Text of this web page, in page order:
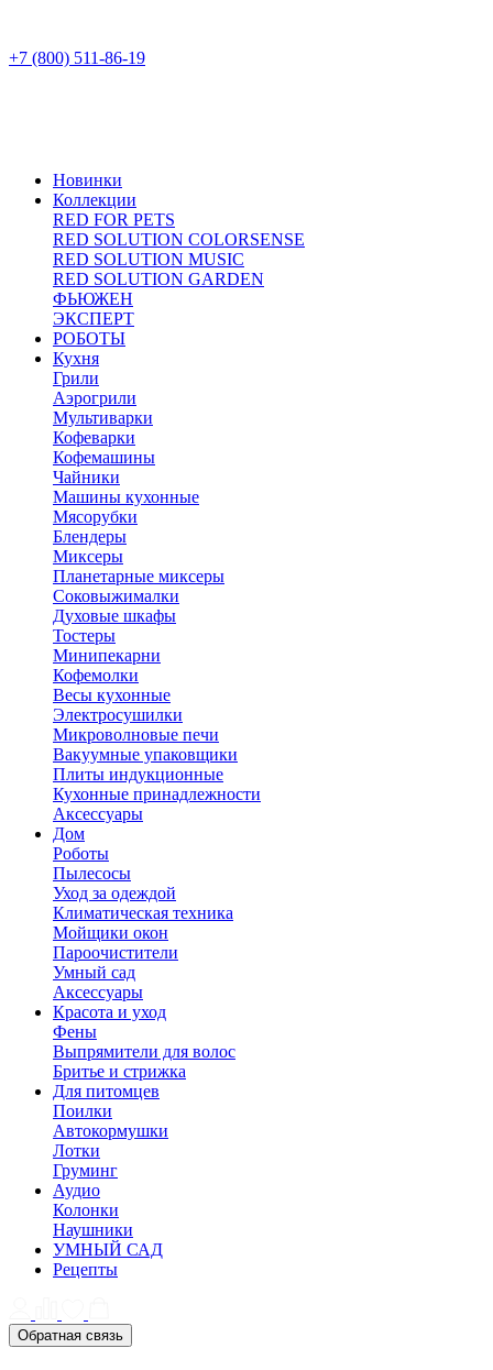
+7 (800) 511-86-19
Новинки
Коллекции
RED FOR PETS
RED SOLUTION COLORSENSE
RED SOLUTION MUSIC
RED SOLUTION GARDEN
ФЬЮЖЕН
ЭКСПЕРТ
РОБОТЫ
Кухня
Грили
Аэрогрили
Мультиварки
Кофеварки
Кофемашины
Чайники
Машины кухонные
Мясорубки
Блендеры
Миксеры
Планетарные миксеры
Соковыжималки
Духовые шкафы
Тостеры
Минипекарни
Кофемолки
Весы кухонные
Электросушилки
Микроволновые печи
Вакуумные упаковщики
Плиты индукционные
Кухонные принадлежности
Аксессуары
Дом
Роботы
Пылесосы
Уход за одеждой
Климатическая техника
Мойщики окон
Пароочистители
Умный сад
Аксессуары
Красота и уход
Фены
Выпрямители для волос
Бритье и стрижка
Для питомцев
Поилки
Автокормушки
Лотки
Груминг
Аудио
Колонки
Наушники
УМНЫЙ САД
Рецепты
Обратная связь